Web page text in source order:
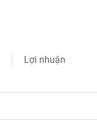
Lợi nhuận